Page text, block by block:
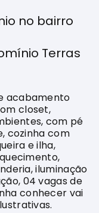
no bairro
Terras
acabamento
closet,
com pé
cozinha com
e ilha,
iluminação
04 vagas de
conhecer vai